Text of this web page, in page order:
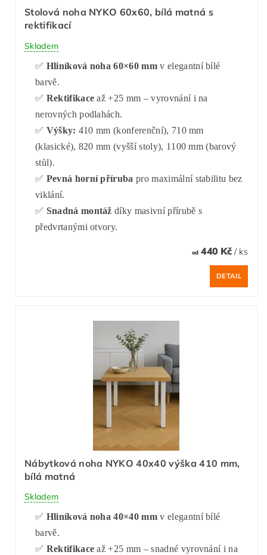
Stolová noha NYKO 60x60, bílá matná s
rektifikací
Skladem
✅ Hliníková noha 60×60 mmv elegantní bílé
barvě.
✅ Rektifikace až +25 mm – vyrovnání i na
nerovných podlahách.
✅ Výšky: 410 mm (konferenční), 710 mm
(klasické), 820 mm (vyšší stoly), 1100 mm (barový
stůl).
✅ Pevná horní příruba pro maximální stabilitu bez
viklání.
✅ Snadná montáž díky masivní přírubě s
předvrtanými otvory.
od440 Kč / ks
DETAIL
Nábytková noha NYKO 40x40 výška 410 mm,
bílá matná
Skladem
✅ Hliníková noha 40×40 mmv elegantní bílé
barvě.
✅ Rektifikace až +25 mm – snadné vyrovnání i na